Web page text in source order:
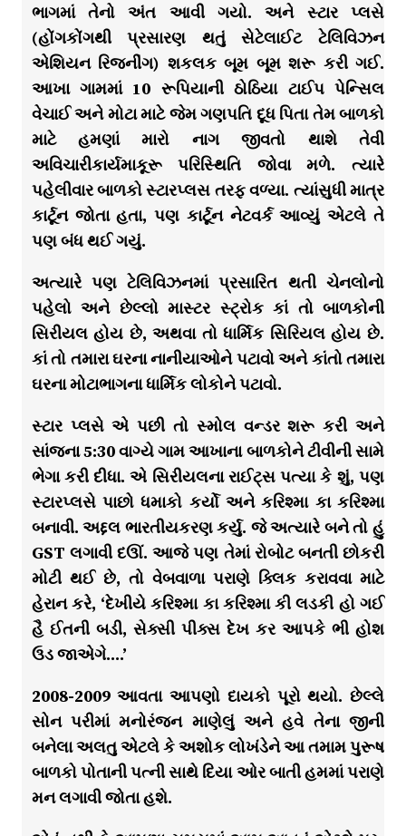
ભાગમાં તેનો અંત આવી ગયો. અને સ્ટાર પ્લસે
(હોંગકોંગથી પ્રસારણ થતું સેટેલાઈટ ટેલિવિઝન
એશિયન રિજનીંગ) શકલક બૂમ બૂમ શરૂ કરી ગઈ.
આખા ગામમાં 10 રૂપિયાની ઠોઠિયા ટાઈપ પેન્સિલ
વેચાઈ અને મોટા માટે જેમ ગણપતિ દૂધ પિતા તેમ બાળકો
માટે હમણાં મારો નાગ જીવતો થાશે તેવી
અવિચારીકાર્યમાકૂરૂ પરિસ્થિતિ જોવા મળે. ત્યારે
પહેલીવાર બાળકો સ્ટારપ્લસ તરફ વળ્યા. ત્યાંસુધી માત્ર
કાર્ટૂન જોતા હતા, પણ કાર્ટૂન નેટવર્ક આવ્યું એટલે તે
પણ બંધ થઈ ગયું.
અત્યારે પણ ટેલિવિઝનમાં પ્રસારિત થતી ચેનલોનો
પહેલો અને છેલ્લો માસ્ટર સ્ટ્રોક કાં તો બાળકોની
સિરીયલ હોય છે, અથવા તો ધાર્મિક સિરિયલ હોય છે.
કાં તો તમારા ઘરના નાનીયાઓને પટાવો અને કાંતો તમારા
ઘરના મોટાભાગના ધાર્મિક લોકોને પટાવો.
સ્ટાર પ્લસે એ પછી તો સ્મોલ વન્ડર શરૂ કરી અને
સાંજના 5:30 વાગ્યે ગામ આખાના બાળકોને ટીવીની સામે
ભેગા કરી દીધા. એ સિરીયલના રાઈટ્સ પત્યા કે શું, પણ
સ્ટારપ્લસે પાછો ધમાકો કર્યો અને કરિશ્મા કા કરિશ્મા
બનાવી. અદ્દલ ભારતીયકરણ કર્યુ. જે અત્યારે બને તો હું
GST લગાવી દઊં. આજે પણ તેમાં રોબોટ બનતી છોકરી
મોટી થઈ છે, તો વેબવાળા પરાણે ક્લિક કરાવવા માટે
હેરાન કરે, ‘દેખીયે કરિશ્મા કા કરિશ્મા કી લડકી હો ગઈ
હૈ ઈતની બડી, સેક્સી પીક્સ દેખ કર આપકે ભી હોશ
ઉડ જાએગે….’
2008-2009 આવતા આપણો દાયકો પૂરો થયો. છેલ્લે
સોન પરીમાં મનોરંજન માણેલું અને હવે તેના જીની
બનેલા અલતુ એટલે કે અશોક લોખંડેને આ તમામ પુરૂષ
બાળકો પોતાની પત્ની સાથે દિયા ઓર બાતી હમમાં પરાણે
મન લગાવી જોતા હશે.